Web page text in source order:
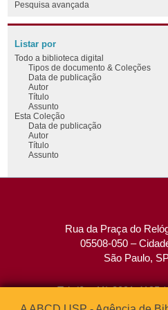
Pesquisa avançada
Listar por
Todo a biblioteca digital
Tipos de documento & Coleções
Data de publicação
Autor
Título
Assunto
Esta Coleção
Data de publicação
Autor
Título
Assunto
Rua da Praça do
05508-050 –
São Paulo,
Tel: (0xx11) 3091-4195
Fax: (0xx11)